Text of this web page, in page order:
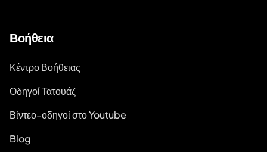
Βοήθεια
Κέντρο Βοήθειας
Οδηγοί Τατουάζ
Βίντεο-οδηγοί στο Youtube
Blog